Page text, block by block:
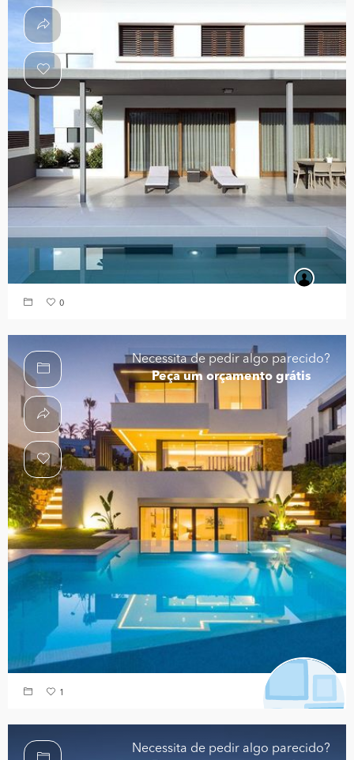
0
Necessita de pedir algo parecido?
Peça um orçamento grátis
1
Necessita de pedir algo parecido?